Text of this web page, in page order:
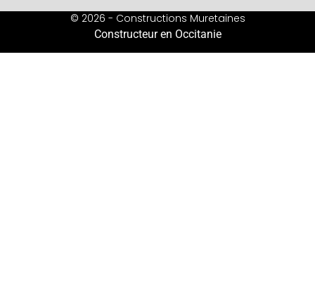
© 2026 - Constructions Muretaines
Constructeur en Occitanie